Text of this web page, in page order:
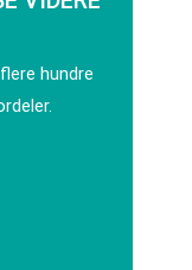
hundre